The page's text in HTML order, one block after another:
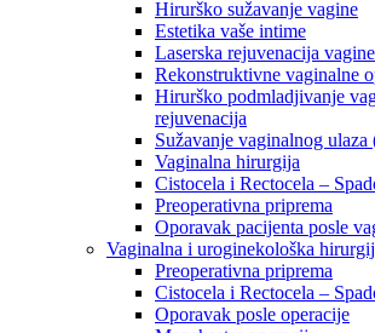
Hirurško sužavanje vagine
Estetika vaše intime
Laserska rejuvenacija
Rekonstruktivne vaginalne
Hirurško podmladjivanje
rejuvenacija
Sužavanje vaginalnog ulaza
Vaginalna hirurgija
Cistocela i Rectocela –
Preoperativna priprema
Oporavak pacijenta posle
Vaginalna i uroginekološka
Preoperativna priprema
Cistocela i Rectocela –
Oporavak posle operacije